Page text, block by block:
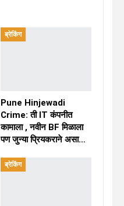
ब्रेकिंग
Pune Hinjewadi
Crime: ती IT कंपनीत
कामाला , नवीन BF मिळाला
पण जुन्या प्रियकराने असा…
ब्रेकिंग